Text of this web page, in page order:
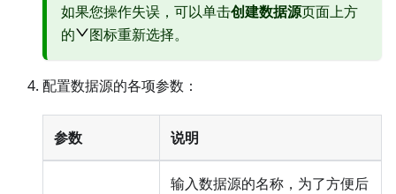
如果您操作失误，可以单击创建数据源页面上方
的
图标重新选择。
配置数据源的各项参数：
参数 说明
输入数据源的名称，为了方便后